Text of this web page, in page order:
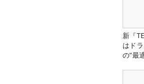
新『
はド
の“最